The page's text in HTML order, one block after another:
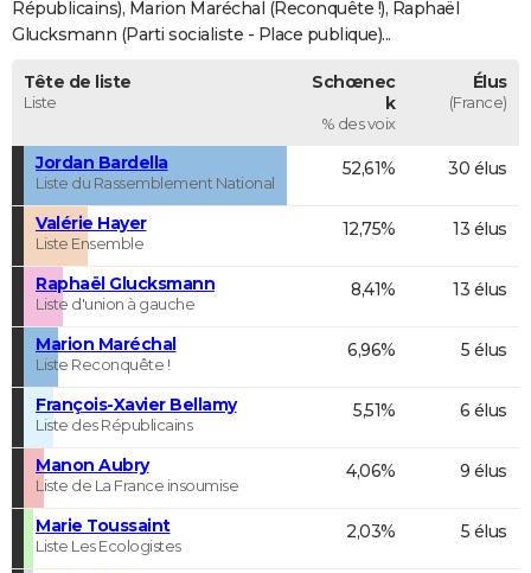
FORUM
Républicains), Marion Maréchal (Reconquête !), Raphaël
Glucksmann (Parti socialiste - Place publique)...
Tête de liste
Liste
Schœnec
k
% des voix
Élus
(France)
Jordan Bardella
Liste du Rassemblement National
52,61% 30 élus
Valérie Hayer
Liste Ensemble
12,75% 13 élus
Raphaël Glucksmann
Liste d'union à gauche
8,41% 13 élus
Marion Maréchal
Liste Reconquête !
6,96% 5 élus
François-Xavier Bellamy
Liste des Républicains
5,51% 6 élus
Manon Aubry
Liste de La France insoumise
4,06% 9 élus
Marie Toussaint
Liste Les Ecologistes
2,03% 5 élus